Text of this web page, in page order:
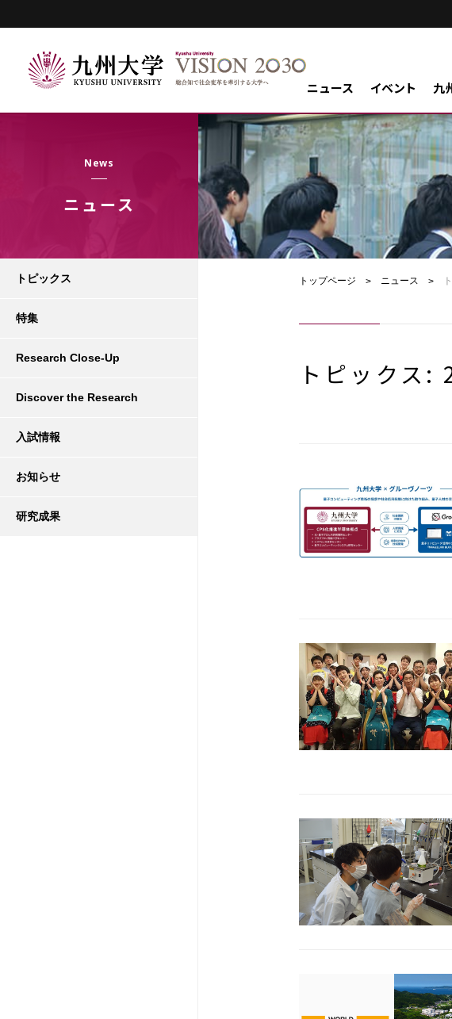
ニュース イベント 九
News
ニュース
トップページ ニュース
トピックス:
トピックス
特集
Research Close-Up
Discover the Research
入試情報
お知らせ
研究成果